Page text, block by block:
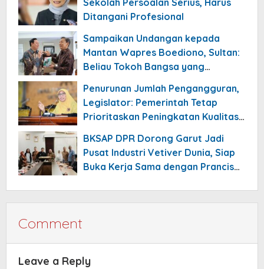
Ditangani Profesional
Sampaikan Undangan kepada
Mantan Wapres Boediono, Sultan:
Beliau Tokoh Bangsa yang
Penurunan Jumlah Pengangguran,
Legislator: Pemerintah Tetap
Prioritaskan Peningkatan Kualitas
BKSAP DPR Dorong Garut Jadi
Pusat Industri Vetiver Dunia, Siap
Buka Kerja Sama dengan Prancis
Comment
Leave a Reply